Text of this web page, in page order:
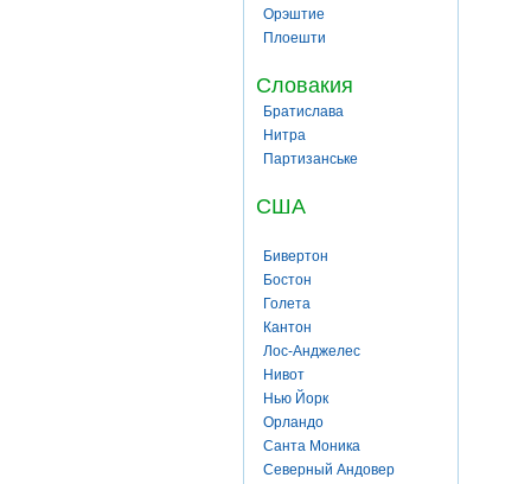
Орэштие
Плоешти
Словакия
Братислава
Нитра
Партизанське
США
Бивертон
Бостон
Голета
Кантон
Лос-Анджелес
Нивот
Нью Йорк
Орландо
Санта Моника
Северный Андовер